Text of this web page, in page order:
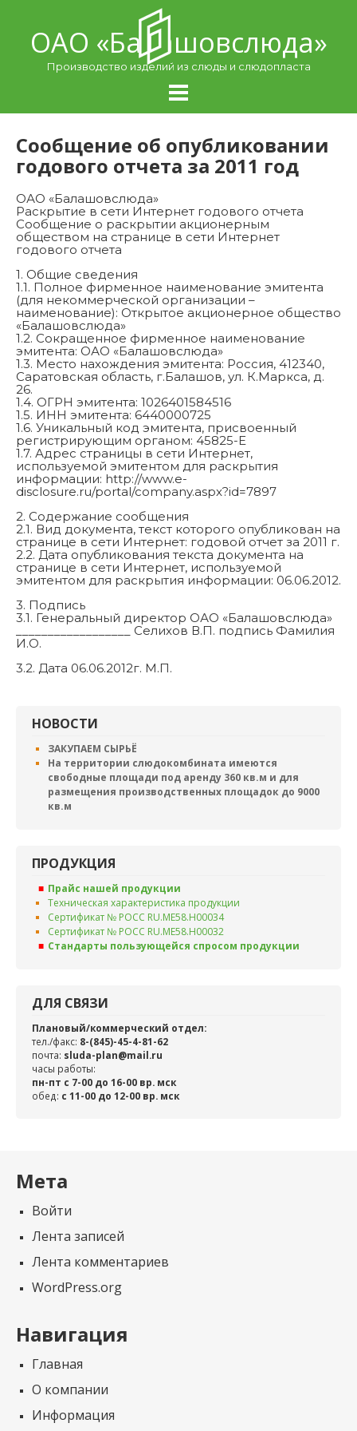
contentОАО «Балашовcлюда»
Производство изделий из слюды и слюдопласта
Сообщение об опубликовании
годового отчета за 2011 год
ОАО «Балашовслюда»
Раскрытие в сети Интернет годового отчета
Сообщение о раскрытии акционерным
обществом на странице в сети Интернет
годового отчета
1. Общие сведения
1.1. Полное фирменное наименование эмитента
(для некоммерческой организации –
наименование): Открытое акционерное общество
«Балашовслюда»
1.2. Сокращенное фирменное наименование
эмитента: ОАО «Балашовслюда»
1.3. Место нахождения эмитента: Россия, 412340,
Саратовская область, г.Балашов, ул. К.Маркса, д.
26.
1.4. ОГРН эмитента: 1026401584516
1.5. ИНН эмитента: 6440000725
1.6. Уникальный код эмитента, присвоенный
регистрирующим органом: 45825-E
1.7. Адрес страницы в сети Интернет,
используемой эмитентом для раскрытия
информации: http://www.e-
disclosure.ru/portal/company.aspx?id=7897
2. Содержание сообщения
2.1. Вид документа, текст которого опубликован на
странице в сети Интернет: годовой отчет за 2011 г.
2.2. Дата опубликования текста документа на
странице в сети Интернет, используемой
эмитентом для раскрытия информации: 06.06.2012.
3. Подпись
3.1. Генеральный директор ОАО «Балашовслюда»
__________________ Селихов В.П. подпись Фамилия
И.О.
3.2. Дата 06.06.2012г. М.П.
НОВОСТИ
ЗАКУПАЕМ СЫРЬЁ
На территории слюдокомбината имеются
свободные площади под аренду 360 кв.м и для
размещения производственных площадок до 9000
кв.м
ПРОДУКЦИЯ
Прайс нашей продукции
Техническая характеристика продукции
Сертификат № РОСС RU.ME58.H00034
Сертификат № РОСС RU.ME58.H00032
Стандарты пользующейся спросом продукции
ДЛЯ СВЯЗИ
Плановый/коммерческий отдел:
тел./факс: 8-(845)-45-4-81-62
почта: sluda-plan@mail.ru
часы работы:
пн-пт с 7-00 до 16-00 вр. мск
обед: c 11-00 до 12-00 вр. мск
Мета
Войти
Лента записей
Лента комментариев
WordPress.org
Навигация
Главная
О компании
Информация